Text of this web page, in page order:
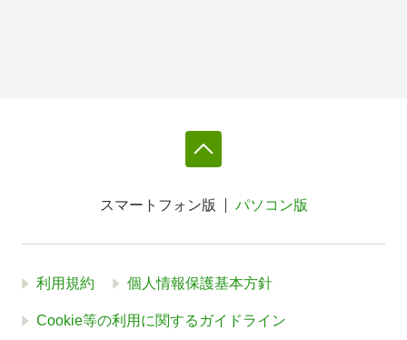
スマートフォン版 パソコン版
利用規約 個人情報保護基本方針
Cookie等の利用に関するガイドライン